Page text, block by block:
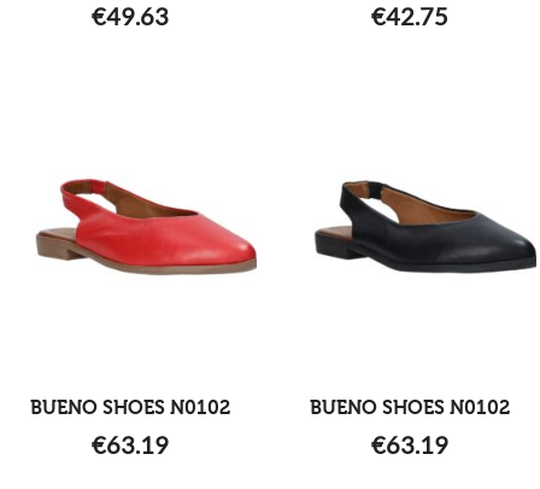
€49.63 €42.75
BUENO SHOES N0102
€63.19
BUENO SHOES N0102
€63.19